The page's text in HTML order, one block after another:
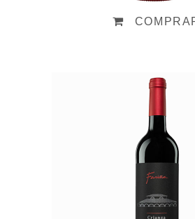
Fariña
5.00
de 5
14,20€